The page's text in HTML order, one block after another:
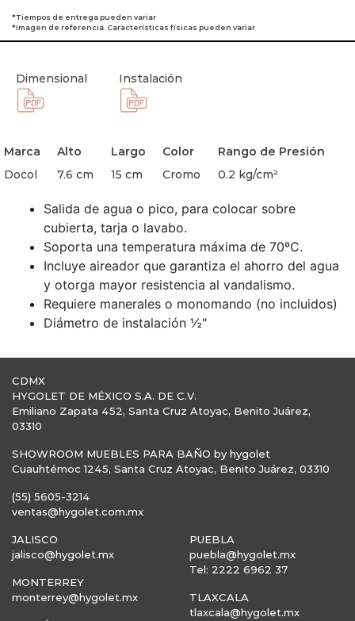
*Tiempos de entrega pueden variar
*Imagen de referencia. Características físicas pueden variar
Dimensional Instalación
Marca Alto Largo Color
Rango de Presión
Docol
7.6 cm 15 cm Cromo 0.2 kg/cm²
Salida de agua o pico, para colocar sobre
cubierta, tarja o lavabo.
Soporta una temperatura máxima de 70ºC.
Incluye aireador que garantiza el ahorro del agua
y otorga mayor resistencia al vandalismo.
Requiere manerales o monomando (no incluidos)
Diámetro de instalación ½"
CDMX
HYGOLET DE MÉXICO S.A. DE C.V.
Emiliano Zapata 452, Santa Cruz Atoyac, Benito Juárez,
03310
SHOWROOM MUEBLES PARA BAÑO by hygolet
Cuauhtémoc 1245, Santa Cruz Atoyac, Benito Juárez, 03310
(55) 5605-3214
ventas@hygolet.com.mx
JALISCO
jalisco@hygolet.mx
MONTERREY
monterrey@hygolet.mx
PUEBLA
puebla@hygolet.mx
Tel: 2222 6962 37
TLAXCALA
tlaxcala@hygolet.mx